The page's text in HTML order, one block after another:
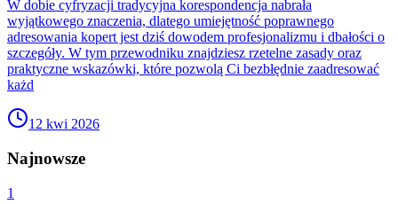
W dobie cyfryzacji tradycyjna korespondencja nabrała
wyjątkowego znaczenia, dlatego umiejętność poprawnego
adresowania kopert jest dziś dowodem profesjonalizmu i dbałości o
szczegóły. W tym przewodniku znajdziesz rzetelne zasady oraz
praktyczne wskazówki, które pozwolą Ci bezbłędnie zaadresować
każd
12 kwi 2026
Najnowsze
1